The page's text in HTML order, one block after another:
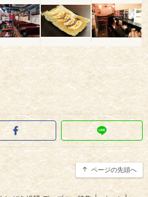
ページの先頭へ